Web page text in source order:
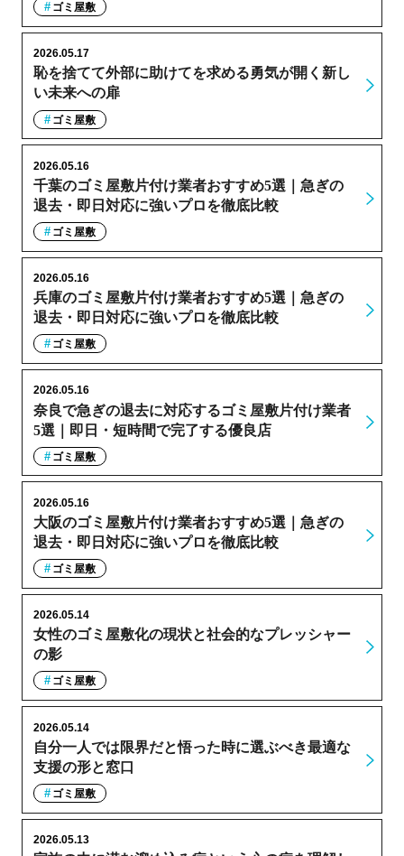
ゴミ屋敷
恥を捨てて外部に助けてを求める勇気が開く新し
い未来への扉
2026.05.17
ゴミ屋敷
千葉のゴミ屋敷片付け業者おすすめ5選｜急ぎの
退去・即日対応に強いプロを徹底比較
2026.05.16
ゴミ屋敷
兵庫のゴミ屋敷片付け業者おすすめ5選｜急ぎの
退去・即日対応に強いプロを徹底比較
2026.05.16
ゴミ屋敷
奈良で急ぎの退去に対応するゴミ屋敷片付け業者
5選｜即日・短時間で完了する優良店
2026.05.16
ゴミ屋敷
大阪のゴミ屋敷片付け業者おすすめ5選｜急ぎの
退去・即日対応に強いプロを徹底比較
2026.05.16
ゴミ屋敷
女性のゴミ屋敷化の現状と社会的なプレッシャー
の影
2026.05.14
ゴミ屋敷
自分一人では限界だと悟った時に選ぶべき最適な
支援の形と窓口
2026.05.14
ゴミ屋敷
2026.05.13